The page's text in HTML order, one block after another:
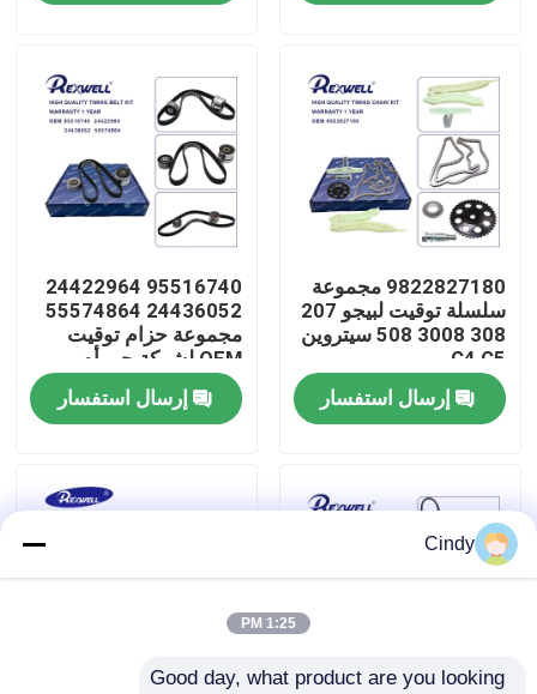
المنتجات
فيديوهات
حولنا
جولة في المصنع
مراقبة الجودة
أخبار
اطلب اقتباس
9822827180 مجموعة
سلسلة توقيت لبيجو 207
308 3008 508 سيتروين
C4 C5
إرسال استفسار
95516740 24422964
24436052 55574864
مجموعة حزام توقيت
OEM لشركة جي أم
شيفروليه أفيو أوبل أسترا
فوكسهالإرسال استفسار
Cindy
1:25 PM
Good day, what product are you looking